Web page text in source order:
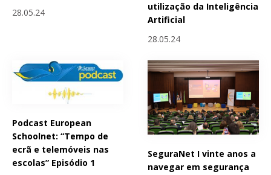
28.05.24
utilização da Inteligência
Artificial
28.05.24
Podcast European
Schoolnet: “Tempo de
ecrã e telemóveis nas
escolas” Episódio 1
SeguraNet I vinte anos a
navegar em segurança